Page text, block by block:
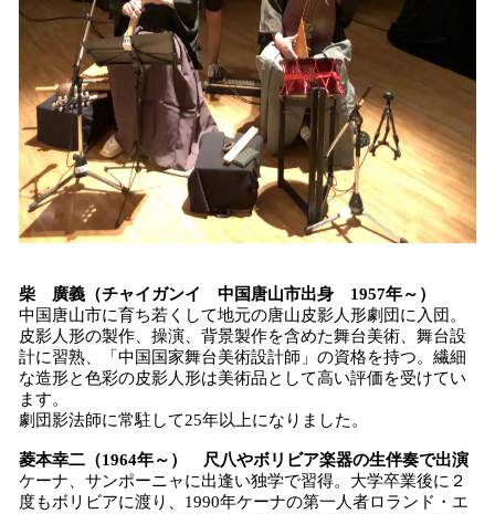
柴 廣義（チャイガンイ 中国唐山市出身 1957年～）
中国唐山市に育ち若くして地元の唐山皮影人形劇団に入団。
皮影人形の製作、操演、背景製作を含めた舞台美術、舞台設
計に習熟、「中国国家舞台美術設計師」の資格を持つ。繊細
な造形と色彩の皮影人形は美術品として高い評価を受けてい
ます。
劇団影法師に常駐して25年以上になりました。
菱本幸二（1964年～） 尺八やボリビア楽器の生伴奏で出演
ケーナ、サンポーニャに出逢い独学で習得。大学卒業後に２
度もボリビアに渡り、1990年ケーナの第一人者ロランド・エ